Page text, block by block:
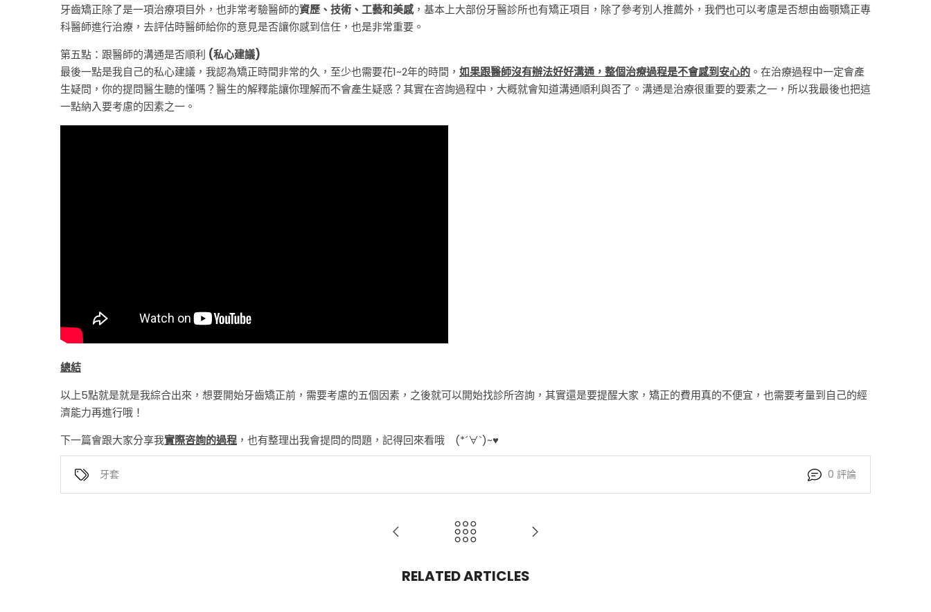
牙齒矯正除了是一項治療項目外，也非常考驗醫師的資歷、技術、工藝和美感，基本上大部份牙醫診所也有矯正項目，除了參考別人推薦外，我們也可以考慮是否想由齒顎矯正專
科醫師進行治療，去評估時醫師給你的意見是否讓你感到信任，也是非常重要。
第五點：跟醫師的溝通是否順利 (私心建議)
最後一點是我自己的私心建議，我認為矯正時間非常的久，至少也需要花1~2年的時間， 如果跟醫師沒有辦法好好溝通，整個治療過程是不會感到安心的 。在治療過程中一定會產
生疑問，你的提問醫生聽的懂嗎？醫生的解釋能讓你理解而不會產生疑惑？其實在咨詢過程中，大概就會知道溝通順利與否了。溝通是治療很重要的要素之一，所以我最後也把這
一點納入要考慮的因素之一。
總結
以上5點就是就是我綜合出來，想要開始牙齒矯正前，需要考慮的五個因素，之後就可以開始找診所咨詢，其實還是要提醒大家，矯正的費用真的不便宜，也需要考量到自己的經
濟能力再進行哦！
下一篇會跟大家分享我實際咨詢的過程 ，也有整理出我會提問的問題，記得回來看哦 (*´∀`)~♥
牙套 0 評論
RELATED ARTICLES